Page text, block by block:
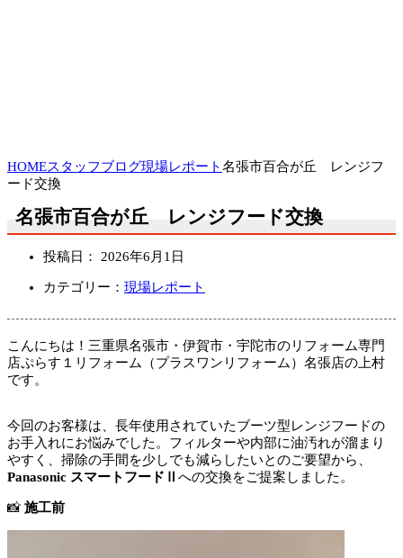
HOMEスタッフブログ現場レポート名張市百合が丘 レンジフ
ード交換
名張市百合が丘 レンジフード交換
投稿日： 2026年6月1日
カテゴリー： 現場レポート
こんにちは！三重県名張市・伊賀市・宇陀市のリフォーム専門
店ぷらす１リフォーム（プラスワンリフォーム）名張店の上村
です。
今回のお客様は、長年使用されていたブーツ型レンジフードの
お手入れにお悩みでした。フィルターや内部に油汚れが溜まり
やすく、掃除の手間を少しでも減らしたいとのご要望から、
Panasonic スマートフードⅡ への交換をご提案しました。
📸 施工前